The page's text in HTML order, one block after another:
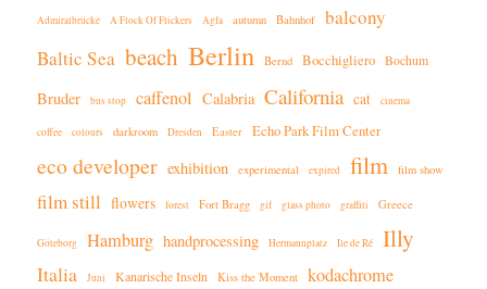
Admiralbrücke A Flock Of Flickers Agfa autumn Bahnhof
balcony
Baltic Sea beach Berlin Bernd Bocchigliero Bochum
Bruder bus stop caffenol Calabria California cat cinema
coffee colours darkroom Dresden Easter Echo Park Film Center
eco developer exhibition experimental expired film film show
film still flowers forest Fort Bragg gif glass photo graffiti Greece
Göteborg Hamburg handprocessing Hermannplatz Ile de Ré Illy
Italia Juni Kanarische Inseln Kiss the Moment kodachrome